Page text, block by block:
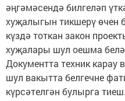
әңгәмәсендә билгеләп
хуҗалыгын тикшерү өчен
күздә тоткан закон
хуҗалары шул оешма
Документта техник
шул вакытта белгечне
күрсәтелгән булырга тиеш.